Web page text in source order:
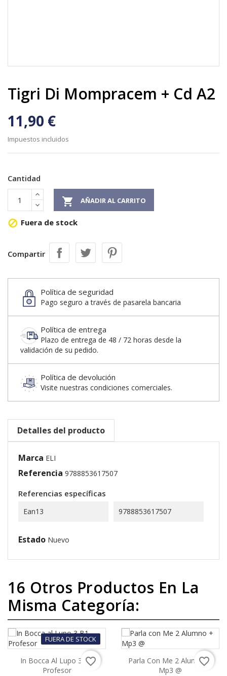
Tigri Di Mompracem + Cd A2
11,90 €
Impuestos incluidos
Cantidad
 AÑADIR AL CARRITO
 Fuera de stock
Compartir
Política de seguridad
Pago seguro a través de pasarela bancaria
Política de entrega
Plazo de entrega de 48 / 72 horas desde la
validación de su pedido.
Política de devolución
Visite nuestras condiciones comerciales.
Detalles del producto
Marca ELI
Referencia 9788853617507
Referencias específicas
Ean13 9788853617507
Estado Nuevo
16 Otros Productos En La
Misma Categoría:
FUERA DE STOCK
In Bocca Al Lupo 3 B1
Profesor
favorite_border
Parla Con Me 2 Alumno +
Mp3 @
favorite_border